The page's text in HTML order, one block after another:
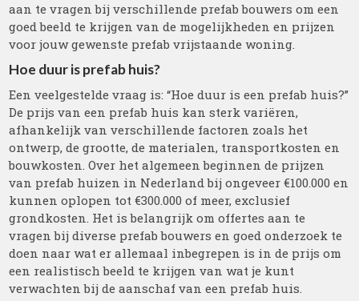
aan te vragen bij verschillende prefab bouwers om een
goed beeld te krijgen van de mogelijkheden en prijzen
voor jouw gewenste prefab vrijstaande woning.
Hoe duur is prefab huis?
Een veelgestelde vraag is: “Hoe duur is een prefab huis?”
De prijs van een prefab huis kan sterk variëren,
afhankelijk van verschillende factoren zoals het
ontwerp, de grootte, de materialen, transportkosten en
bouwkosten. Over het algemeen beginnen de prijzen
van prefab huizen in Nederland bij ongeveer €100.000 en
kunnen oplopen tot €300.000 of meer, exclusief
grondkosten. Het is belangrijk om offertes aan te
vragen bij diverse prefab bouwers en goed onderzoek te
doen naar wat er allemaal inbegrepen is in de prijs om
een realistisch beeld te krijgen van wat je kunt
verwachten bij de aanschaf van een prefab huis.